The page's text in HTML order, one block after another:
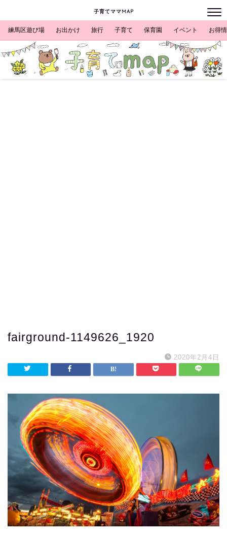
子育てママMAP
練馬区遊び場 お出かけ 旅行 子育て 保育園 イベント お得
fairground-1149626_1920
2020年2月4日